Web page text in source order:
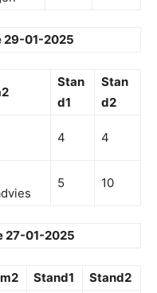
29-01-2025
Stan
d1
Stan
d2
4 4
5 10
27-01-2025
Stand1
Stand2